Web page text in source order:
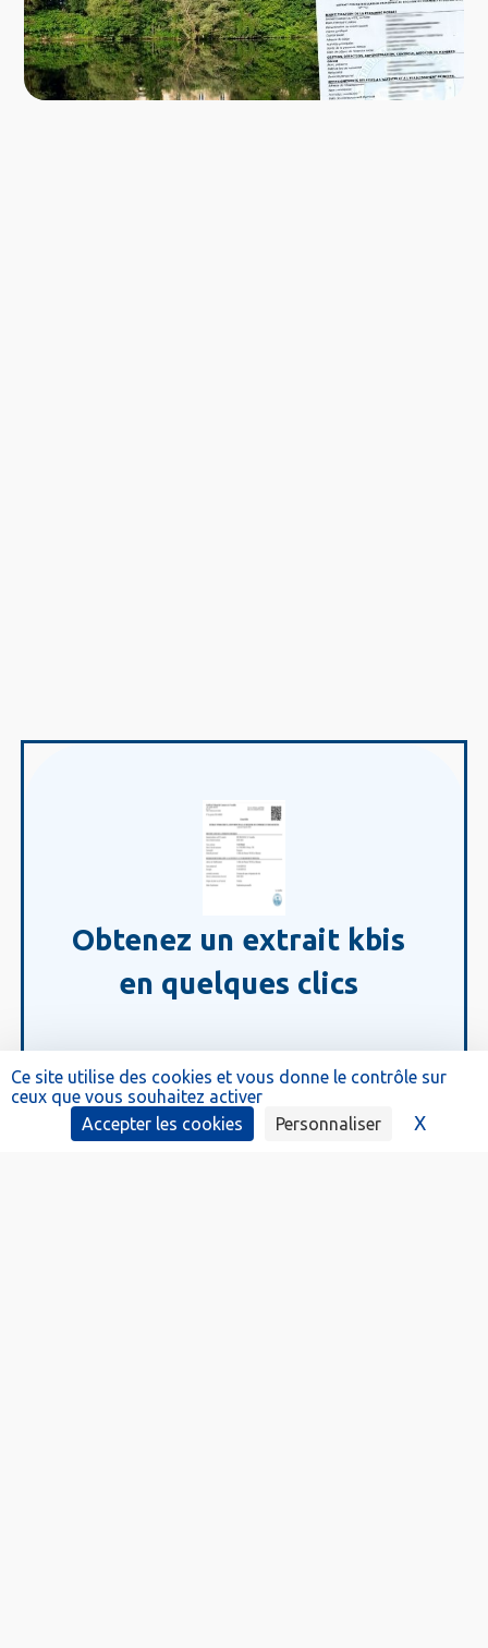
Obtenez un extrait kbis
en quelques clics
Ce site utilise des cookies et vous donne le contrôle sur
ceux que vous souhaitez activer
Accepter les cookies
Personnaliser X